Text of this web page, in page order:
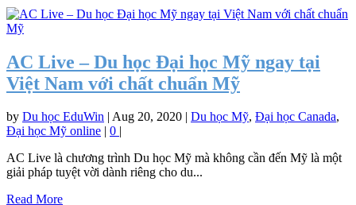
AC Live – Du học Đại học Mỹ ngay tại
Việt Nam với chất chuẩn Mỹ
by Du học EduWin | Aug 20, 2020 | Du học Mỹ, Đại học Canada,
Đại học Mỹ online | 0 |
AC Live là chương trình Du học Mỹ mà không cần đến Mỹ là một
giải pháp tuyệt vời dành riêng cho du...
Read More